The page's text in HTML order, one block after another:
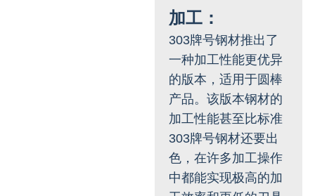
加工：
303牌号钢材推出了
一种加工性能更优异
的版本，适用于圆棒
产品。该版本钢材的
加工性能甚至比标准
303牌号钢材还要出
色，在许多加工操作
中都能实现极高的加